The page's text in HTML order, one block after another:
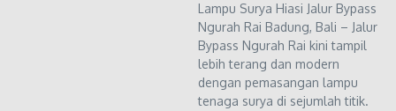
Lampu Surya Hiasi Jalur Bypass
Ngurah Rai Badung, Bali – Jalur
Bypass Ngurah Rai kini tampil
lebih terang dan modern
dengan pemasangan lampu
tenaga surya di sejumlah titik.